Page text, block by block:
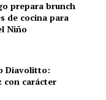
prepara brunch
de cocina para
Niño
Diavolitto:
con carácter